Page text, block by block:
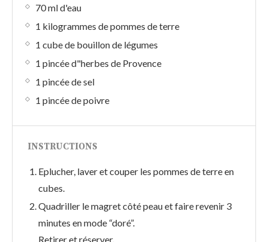
70 ml d'eau
1 kilogrammes de pommes de terre
1 cube de bouillon de légumes
1 pincée d"herbes de Provence
1 pincée de sel
1 pincée de poivre
INSTRUCTIONS
Eplucher, laver et couper les pommes de terre en
cubes.
Quadriller le magret côté peau et faire revenir 3
minutes en mode “doré”.
Retirer et réserver.